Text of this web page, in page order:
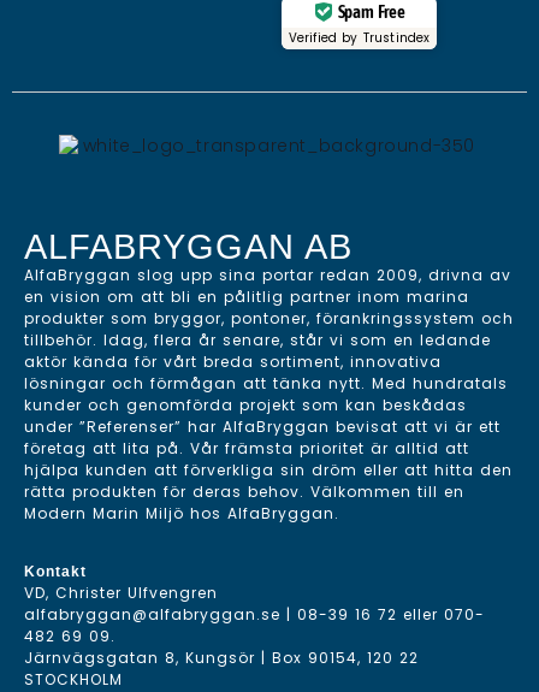
Spam Free
Verified by Trustindex
ALFABRYGGAN AB
AlfaBryggan slog upp sina portar redan 2009, drivna av
en vision om att bli en pålitlig partner inom marina
produkter som bryggor, pontoner, förankringssystem och
tillbehör. Idag, flera år senare, står vi som en ledande
aktör kända för vårt breda sortiment, innovativa
lösningar och förmågan att tänka nytt. Med hundratals
kunder och genomförda projekt som kan beskådas
under ”Referenser” har AlfaBryggan bevisat att vi är ett
företag att lita på. Vår främsta prioritet är alltid att
hjälpa kunden att förverkliga sin dröm eller att hitta den
rätta produkten för deras behov. Välkommen till en
Modern Marin Miljö hos AlfaBryggan.
Kontakt
VD, Christer Ulfvengren
alfabryggan@alfabryggan.se | 08-39 16 72 eller 070-
482 69 09.
Järnvägsgatan 8, Kungsör | Box 90154, 120 22
STOCKHOLM